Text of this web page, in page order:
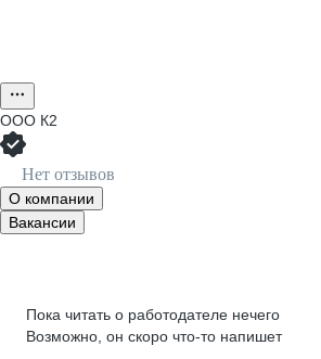
ООО К2
Нет отзывов
О компании
Вакансии
Пока читать о работодателе нечего
Возможно, он скоро что‑то напишет